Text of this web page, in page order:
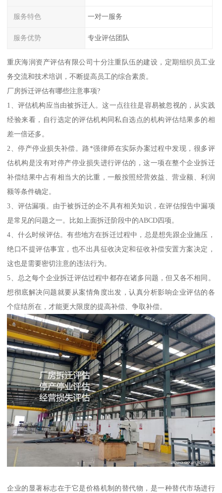
服务特色 一对一服务
服务优势 专业评估团队
重庆海润资产评估有限公司十分注重队伍的建设，定期组织员工业
务交流和技术培训，不断提高员工的综合素质。
厂房拆迁评估有哪些注意事项?
1、评估机构应当由被拆迁人。这一点往往是容易被忽视的，从实践
经验来看，自行选定的评估机构同私自选点的机构评估结果多的相
差一倍还多。
2、停产停业损失补偿。路*强律师在实际办案过程中发现，很多评
估机构是没有对停产停业损失进行评估的，这一项在整个企业拆迁
补偿结果中占有相当大的比重，一般按照经营效益、营业额、利润
额等条件确定。
3、评估漏项。由于被拆迁的企不具有相关知识，在评估报告中漏项
是常见的问题之一。比如上面拆迁阶段中的ABCD四项。
4、什么时候评估。有些地方在拆迁过程中，总是想先跟企业施压，
绝口不提评估事宜，也不出具征收决定和征收补偿安置方案决定，
这也是需要密切注意的违法行为。
5、总之每个企业拆迁评估过程中都存在诸多问题，但又各不相同。
想彻底解决问题就要从案情角度出发，认真分析影响企业评估的各
个症结所在，才能更大限度的提高补偿、争取补偿。
企业的显著标志在于它是价格机制的替代物，是一种替代市场进行